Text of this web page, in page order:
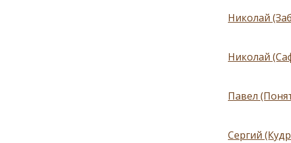
Николай
Николай
Павел
Сергий